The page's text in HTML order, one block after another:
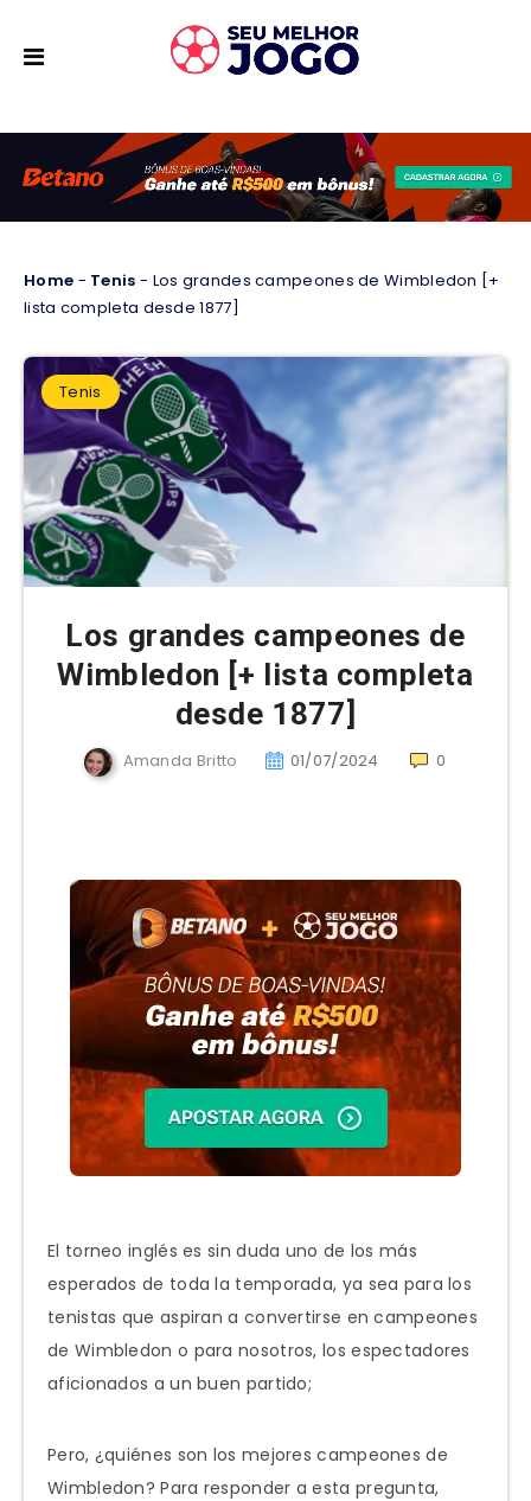
Home - Tenis - Los grandes campeones de Wimbledon [+
lista completa desde 1877]
Tenis
Los grandes campeones de
Wimbledon [+ lista completa
desde 1877]
Amanda Britto 01/07/2024 0
El torneo inglés es sin duda uno de los más
esperados de toda la temporada, ya sea para los
tenistas que aspiran a convertirse en campeones
de Wimbledon o para nosotros, los espectadores
aficionados a un buen partido;
Pero, ¿quiénes son los mejores campeones de
Wimbledon? Para responder a esta pregunta,